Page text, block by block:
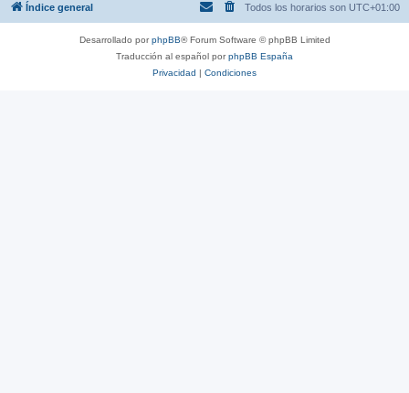
Índice general Todos los horarios son UTC+01:00
Desarrollado porphpBB® Forum Software © phpBB Limited
Traducción al español porphpBB España
Privacidad | Condiciones